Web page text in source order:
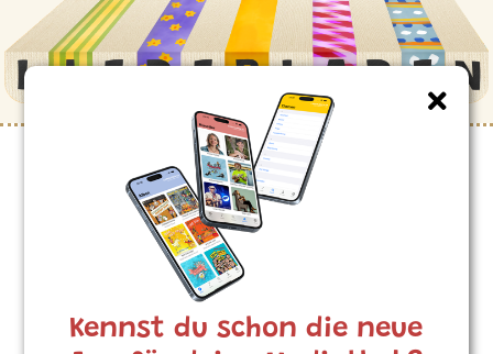
Adonia
Kennst du schon die neue